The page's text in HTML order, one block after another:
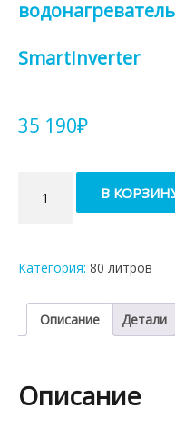
SmartInverter
35 190₽
товара
Электрический
Electrolux
SmartInverter
В
Категория: 80 литров
Описание Детали
Описание